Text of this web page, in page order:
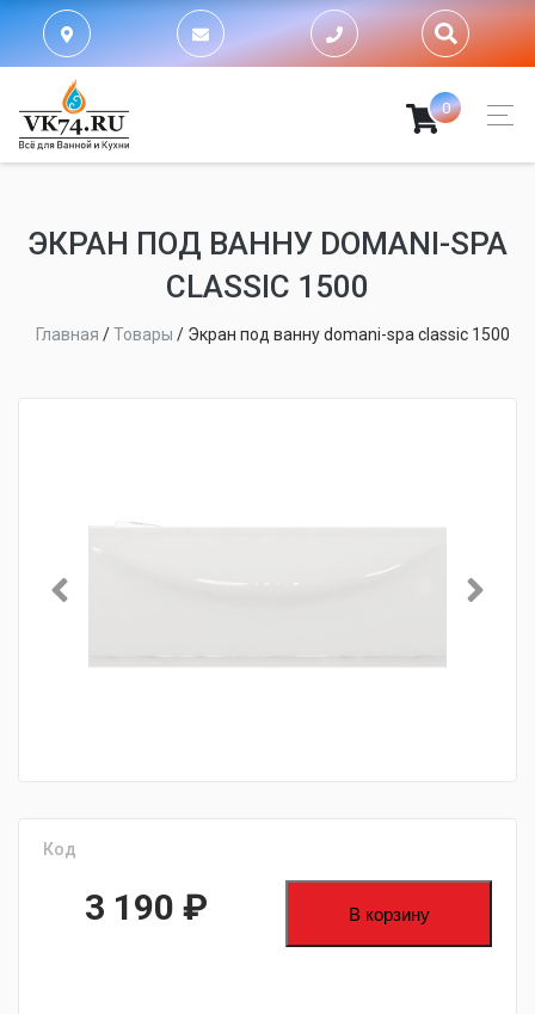
0
ЭКРАН ПОД ВАННУ DOMANI-SPA
CLASSIC 1500
Главная /Товары / Экран под ванну domani-spa classic 1500
Код
3 190 ₽ В корзину